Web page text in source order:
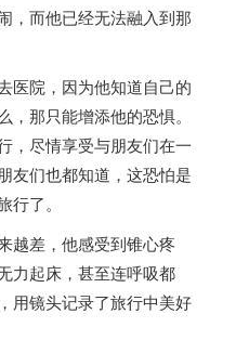
，而他已经无法融入到那
医院，因为他知道自己的
那只能增添他的恐惧。
，尽情享受与朋友们在一
友们也都知道，这恐怕是
了。
越差，他感受到锥心疼
力起床，甚至连呼吸都
用镜头记录了旅行中美好